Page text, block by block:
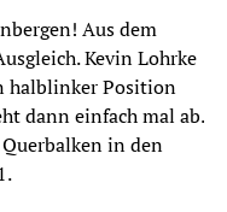
Aus dem
Kevin Lohrke
halblinker Position
dann einfach mal ab.
in den